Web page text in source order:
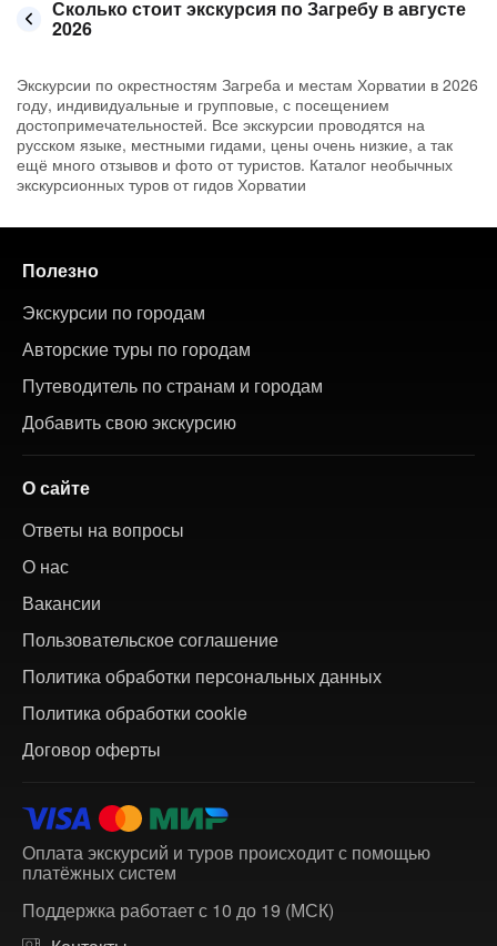
Сколько стоит экскурсия по Загребу в августе
2026
Экскурсии по окрестностям Загреба и местам Хорватии в 2026
году, индивидуальные и групповые, с посещением
достопримечательностей. Все экскурсии проводятся на
русском языке, местными гидами, цены очень низкие, а так
ещё много отзывов и фото от туристов. Каталог необычных
экскурсионных туров от гидов Хорватии
Полезно
Экскурсии по городам
Авторские туры по городам
Путеводитель по странам и городам
Добавить свою экскурсию
О сайте
Ответы на вопросы
О нас
Вакансии
Пользовательское соглашение
Политика обработки персональных данных
Политика обработки cookie
Договор оферты
Оплата экскурсий и туров происходит с помощью
платёжных систем
Поддержка работает с 10 до 19 (МСК)